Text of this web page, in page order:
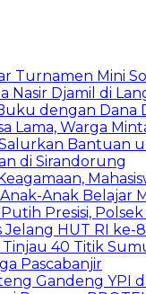
Turnamen Mini
Nasir Djamil di
dengan Dana
Lama, Warga
Bantuan
di Sirandorung
Anak Belajar
Presisi,
HUT RI ke-
Tinjau 40 Titik
Pascabanjir
Gandeng YPI